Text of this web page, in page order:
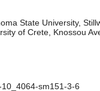
State University,
of Crete, Knossou
sm151-3-6